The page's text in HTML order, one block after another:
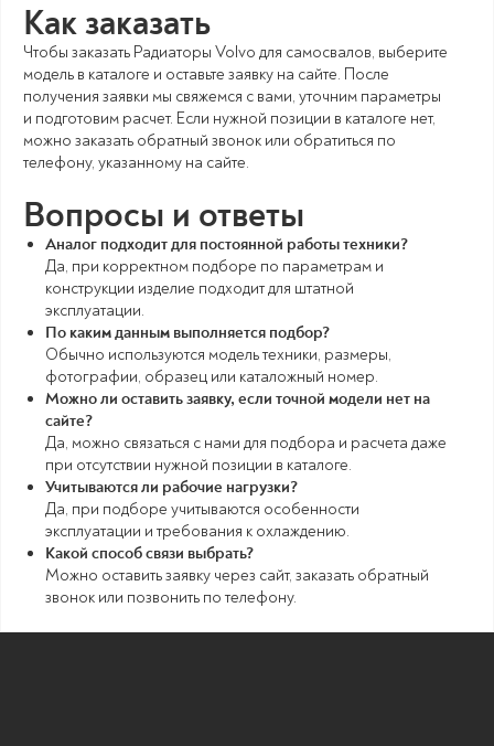
Как заказать
Чтобы заказать Радиаторы Volvo для самосвалов, выберите
модель в каталоге и оставьте заявку на сайте. После
получения заявки мы свяжемся с вами, уточним параметры
и подготовим расчет. Если нужной позиции в каталоге нет,
можно заказать обратный звонок или обратиться по
телефону, указанному на сайте.
Вопросы и ответы
Аналог подходит для постоянной работы техники?
Да, при корректном подборе по параметрам и
конструкции изделие подходит для штатной
эксплуатации.
По каким данным выполняется подбор?
Обычно используются модель техники, размеры,
фотографии, образец или каталожный номер.
Можно ли оставить заявку, если точной модели нет на
сайте?
Да, можно связаться с нами для подбора и расчета даже
при отсутствии нужной позиции в каталоге.
Учитываются ли рабочие нагрузки?
Да, при подборе учитываются особенности
эксплуатации и требования к охлаждению.
Какой способ связи выбрать?
Можно оставить заявку через сайт, заказать обратный
звонок или позвонить по телефону.